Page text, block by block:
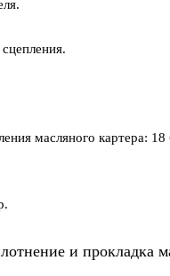
масляного картера:
и прокладка